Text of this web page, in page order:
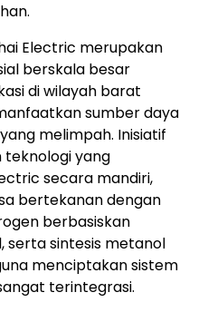
Electric merupakan
berskala besar
di wilayah barat
sumber daya
melimpah. Inisiatif
yang
secara mandiri,
bertekanan dengan
berbasiskan
serta sintesis metanol
menciptakan sistem
terintegrasi.